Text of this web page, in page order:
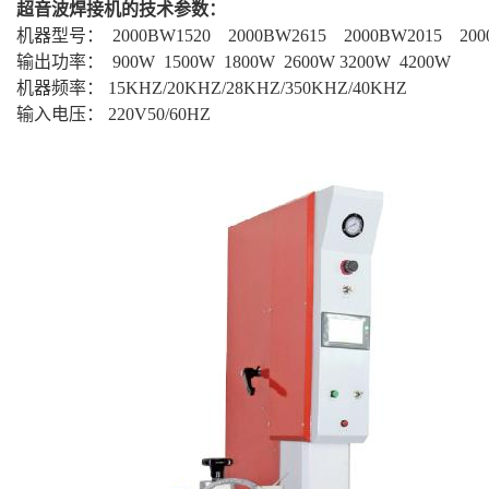
超音波焊接机的技术参数：
机器型号： 2000BW1520 2000BW2615 2000BW2015
输出功率： 900W 1500W 1800W 2600W 3200W 4200W
机器频率： 15KHZ/20KHZ/28KHZ/350KHZ/40KHZ
输入电压： 220V50/60HZ